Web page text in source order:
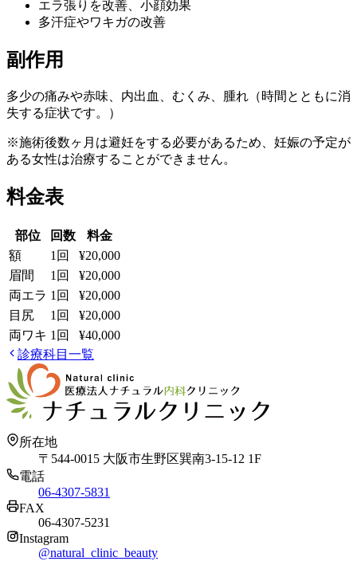
エラ張りを改善、小顔効果
多汗症やワキガの改善
副作用
多少の痛みや赤味、内出血、むくみ、腫れ（時間とともに消
失する症状です。）
※施術後数ヶ月は避妊をする必要があるため、妊娠の予定が
ある女性は治療することができません。
料金表
部位 回数
料金
額
1回
¥20,000
眉間
1回
¥20,000
両エラ 1回
¥20,000
目尻
1回
¥20,000
両ワキ 1回
¥40,000
診療科目一覧
所在地
〒544-0015 大阪市生野区巽南3-15-12 1F
電話
06-4307-5831
FAX
06-4307-5231
Instagram
@natural_clinic_beauty